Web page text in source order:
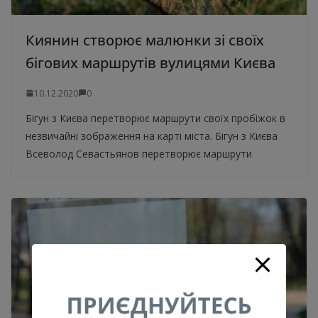
Киянин створює малюнки зі своїх
бігових маршрутів вулицями Києва
10.12.2020 0
Бігун з Києва перетворює маршрути своїх пробіжок в
незвичайні зображення на карті міста. Бігун з Києва
Всеволод Севастьянов перетворює маршрути